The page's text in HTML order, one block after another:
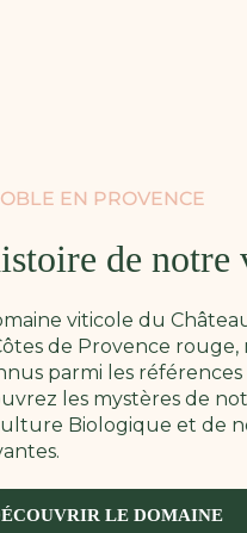
EN PROVENCE
de notre
viticole du
de Provence rouge,
parmi les références
les mystères de
Biologique et de
LE DOMAINE